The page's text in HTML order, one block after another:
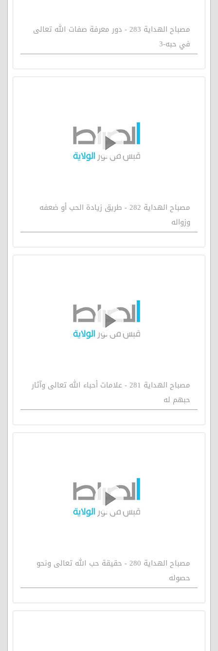
مصباح الهداية 283 - دور معرفة صفات الله تعالى
في حبه-3
مصباح الهداية 282 - طريق زيادة الحب أو ضعفه
وزواله
مصباح الهداية 281 - علامات أحباء الله تعالى وآثار
حبهم له
مصباح الهداية 280 - حقيقة حب الله تعالى ونحو
حصوله